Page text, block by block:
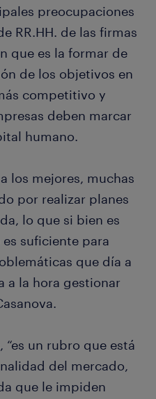
preocupaciones
RR.HH. de las firmas
que es la formar de
de los objetivos en
competitivo y
deben marcar
humano.
los mejores, muchas
por realizar planes
lo que si bien es
suficiente para
que día a
a la hora gestionar
“es un rubro que está
del mercado,
que le impiden